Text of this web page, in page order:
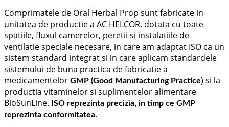
Comprimatele de Oral Herbal Prop sunt fabricate in
unitatea de productie a AC HELCOR, dotata cu toate
spatiile, ﬂuxul camerelor, peretii si instalatiile de
ventilatie speciale necesare, in care am adaptat ISO ca un
sistem standard integrat si in care aplicam standardele
sistemului de buna practica de fabricatie a
medicamentelor GMP (Good Manufacturing Practice) si la
productia vitaminelor si suplimentelor alimentare
BioSunLine. ISO reprezinta precizia, in timp ce GMP
reprezinta conformitatea.